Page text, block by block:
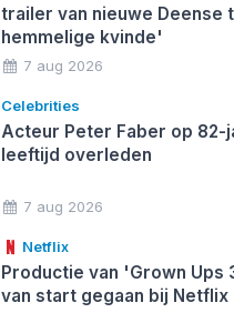
trailer van nieuwe Deense
hemmelige kvinde'
7 aug 2026
Celebrities
Acteur Peter Faber op 82-
leeftijd overleden
7 aug 2026
Netflix
Productie van 'Grown Ups
van start gegaan bij Netflix